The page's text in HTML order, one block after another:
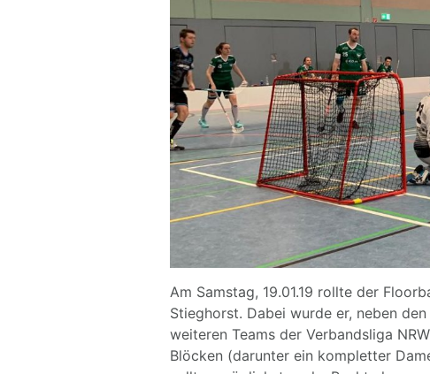
Am Samstag, 19.01.19 rollte der
Stieghorst. Dabei wurde er, neben
weiteren Teams der Verbandsliga
Blöcken (darunter ein kompletter